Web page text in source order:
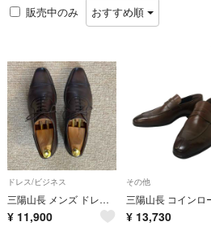
販売中のみ おすすめ順
ドレス/ビジネス
三陽山長 メンズ ドレスシューズ Q7415-201-59【シューツリー付き】
¥ 11,900
その他
¥ 13,730